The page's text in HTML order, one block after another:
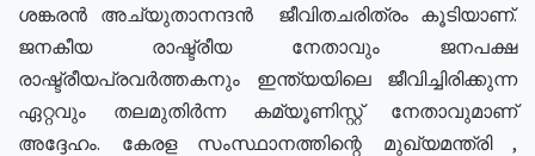
ശങ്കരൻ അച്യുതാനന്ദൻ ജീവിതചരിത്രം കൂടിയാണ്.
ജനകീയ രാഷ്ട്രീയ നേതാവും ജനപക്ഷ
രാഷ്ട്രീയപ്രവർത്തകനും ഇന്ത്യയിലെ ജീവിച്ചിരിക്കുന്ന
ഏറ്റവും തലമുതിർന്ന കമ്യൂണിസ്റ്റ് നേതാവുമാണ്
അദ്ദേഹം. കേരള സംസ്ഥാനത്തിന്റെ മുഖ്യമന്ത്രി ,